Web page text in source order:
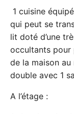
1 cuisine
qui peut se
lit doté d’une
occultants pour
de la maison au
double avec 1
A l’étage :